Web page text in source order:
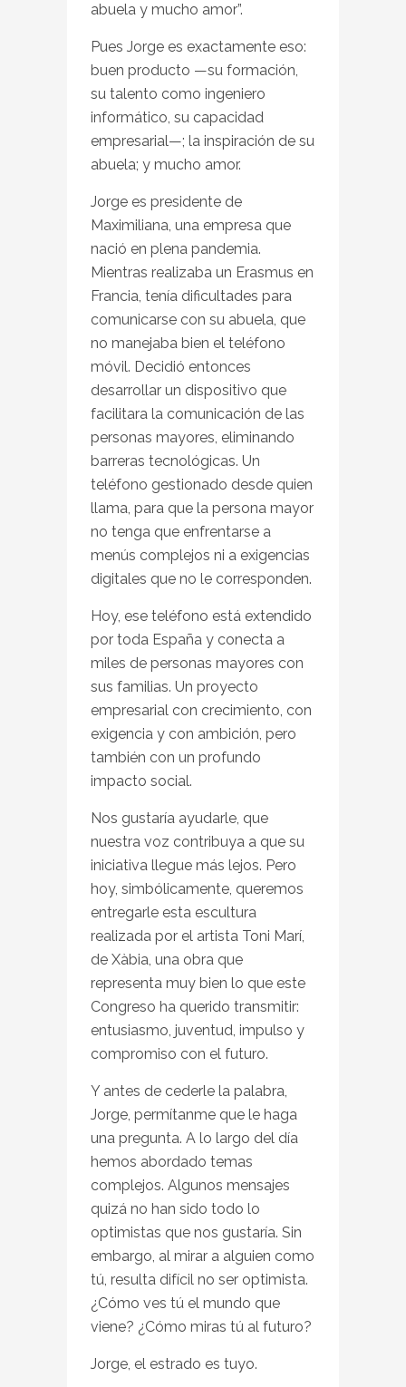
abuela y mucho amor”.
Pues Jorge es exactamente eso:
buen producto —su formación,
su talento como ingeniero
informático, su capacidad
empresarial—; la inspiración de su
abuela; y mucho amor.
Jorge es presidente de
Maximiliana, una empresa que
nació en plena pandemia.
Mientras realizaba un Erasmus en
Francia, tenía dificultades para
comunicarse con su abuela, que
no manejaba bien el teléfono
móvil. Decidió entonces
desarrollar un dispositivo que
facilitara la comunicación de las
personas mayores, eliminando
barreras tecnológicas. Un
teléfono gestionado desde quien
llama, para que la persona mayor
no tenga que enfrentarse a
menús complejos ni a exigencias
digitales que no le corresponden.
Hoy, ese teléfono está extendido
por toda España y conecta a
miles de personas mayores con
sus familias. Un proyecto
empresarial con crecimiento, con
exigencia y con ambición, pero
también con un profundo
impacto social.
Nos gustaría ayudarle, que
nuestra voz contribuya a que su
iniciativa llegue más lejos. Pero
hoy, simbólicamente, queremos
entregarle esta escultura
realizada por el artista Toni Marí,
de Xàbia, una obra que
representa muy bien lo que este
Congreso ha querido transmitir:
entusiasmo, juventud, impulso y
compromiso con el futuro.
Y antes de cederle la palabra,
Jorge, permítanme que le haga
una pregunta. A lo largo del día
hemos abordado temas
complejos. Algunos mensajes
quizá no han sido todo lo
optimistas que nos gustaría. Sin
embargo, al mirar a alguien como
tú, resulta difícil no ser optimista.
¿Cómo ves tú el mundo que
viene? ¿Cómo miras tú al futuro?
Jorge, el estrado es tuyo.